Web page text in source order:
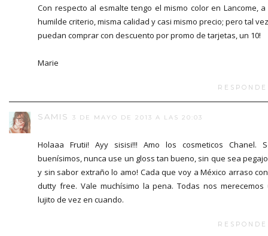
Con respecto al esmalte tengo el mismo color en Lancome, a
humilde criterio, misma calidad y casi mismo precio; pero tal
puedan comprar con descuento por promo de tarjetas, un 10!
Marie
SAMIS 3 DE MAYO DE 2013 A LAS 20:03
Holaaa Frutii! Ayy sisisi!!! Amo los cosmeticos Chanel.
buenísimos, nunca use un gloss tan bueno, sin que sea
y sin sabor extraño lo amo! Cada que voy a México arraso
dutty free. Vale muchísimo la pena. Todas nos merecemos
lujito de vez en cuando.